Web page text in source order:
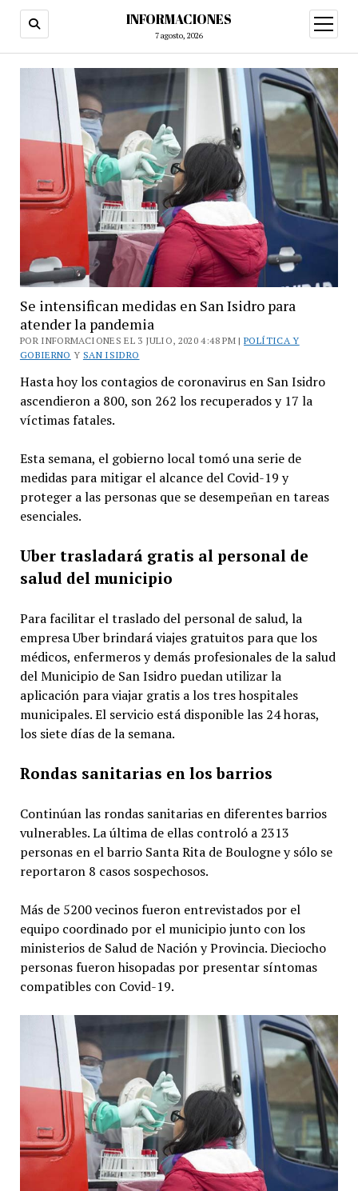
INFORMACIONES
7 agosto, 2026
abrir
menú
Se intensifican medidas en San Isidro para
atender la pandemia
POR INFORMACIONES EL 3 JULIO, 2020 4:48 PM |POLÍTICA Y
GOBIERNO Y SAN ISIDRO
Hasta hoy los contagios de coronavirus en San Isidro
ascendieron a 800, son 262 los recuperados y 17 la
víctimas fatales.
Esta semana, el gobierno local tomó una serie de
medidas para mitigar el alcance del Covid-19 y
proteger a las personas que se desempeñan en tareas
esenciales.
Uber trasladará gratis al personal de
salud del municipio
Para facilitar el traslado del personal de salud, la
empresa Uber brindará viajes gratuitos para que los
médicos, enfermeros y demás profesionales de la salud
del Municipio de San Isidro puedan utilizar la
aplicación para viajar gratis a los tres hospitales
municipales. El servicio está disponible las 24 horas,
los siete días de la semana.
Rondas sanitarias en los barrios
Continúan las rondas sanitarias en diferentes barrios
vulnerables. La última de ellas controló a 2313
personas en el barrio Santa Rita de Boulogne y sólo se
reportaron 8 casos sospechosos.
Más de 5200 vecinos fueron entrevistados por el
equipo coordinado por el municipio junto con los
ministerios de Salud de Nación y Provincia. Dieciocho
personas fueron hisopadas por presentar síntomas
compatibles con Covid-19.